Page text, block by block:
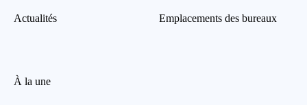
Actualités Emplacements des bureaux
À la une